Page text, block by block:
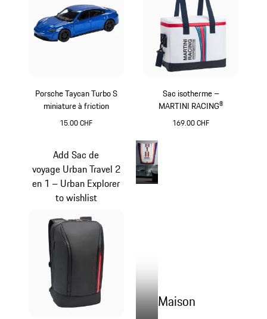
Porsche Taycan Turbo S
miniature à friction
15.00 CHF
Sac isotherme –
MARTINI RACING®
169.00 CHF
Add Sac de
voyage Urban Travel 2
en 1 – Urban Explorer
to wishlist
Maison